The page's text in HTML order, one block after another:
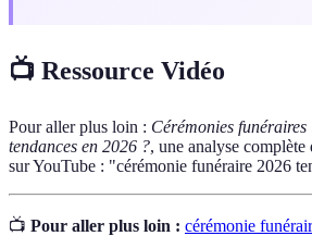
📺 Ressource Vidéo
Pour aller plus loin : Cérémonies funéraires
tendances en 2026 ?, une analyse complète
sur YouTube : "cérémonie funéraire 2026
📺 Pour aller plus loin : cérémonie